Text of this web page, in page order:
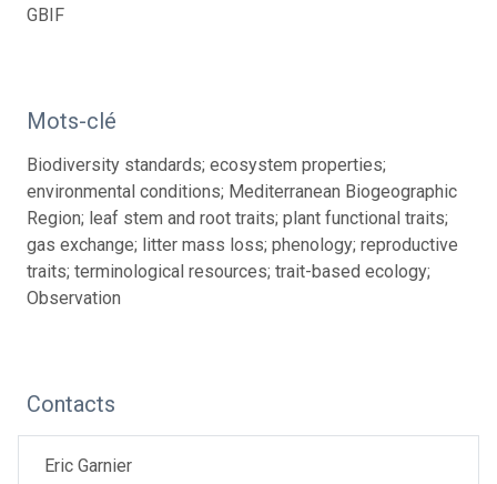
GBIF
Mots-clé
Biodiversity standards; ecosystem properties;
environmental conditions; Mediterranean Biogeographic
Region; leaf stem and root traits; plant functional traits;
gas exchange; litter mass loss; phenology; reproductive
traits; terminological resources; trait-based ecology;
Observation
Contacts
Eric Garnier